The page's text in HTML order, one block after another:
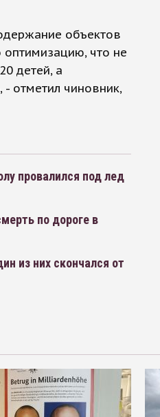
объектов
что не
детей, а
отметил чиновник,
провалился под лед
по дороге в
из них скончался от